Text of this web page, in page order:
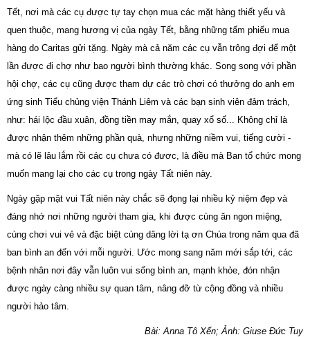
Tết, nơi mà các cụ được tự tay chọn mua các mặt hàng thiết yếu và
quen thuộc, mang hương vị của ngày Tết, bằng những tấm phiếu mua
hàng do Caritas gửi tặng. Ngày mà cả năm các cụ vẫn trông đợi để một
lần được đi chợ như bao người bình thường khác. Song song với phần
hội chợ, các cụ cũng được tham dự các trò chơi có thưởng do anh em
ứng sinh Tiểu chủng viện Thánh Liêm và các bạn sinh viên đảm trách,
như: hái lộc đầu xuân, đồng tiền may mắn, quay xổ số... Không chỉ là
được nhận thêm những phần quà, nhưng những niềm vui, tiếng cười -
mà có lẽ lâu lắm rồi các cụ chưa có đươc, là điều mà Ban tổ chức mong
muốn mang lại cho các cụ trong ngày Tất niên này.
Ngày gặp mặt vui Tất niên này chắc sẽ đọng lại nhiều kỷ niệm đẹp và
đáng nhớ nơi những người tham gia, khi được cùng ăn ngon miệng,
cùng chơi vui vẻ và đặc biệt cùng dâng lời tạ ơn Chúa trong năm qua đã
ban bình an đến với mỗi người. Ước mong sang năm mới sắp tới, các
bệnh nhân nơi đây vẫn luôn vui sống bình an, mạnh khỏe, đón nhận
được ngày càng nhiều sự quan tâm, nâng đỡ từ cộng đồng và nhiều
người hảo tâm.
Bài: Anna Tô Xến; Ảnh: Giuse Đức Tuy